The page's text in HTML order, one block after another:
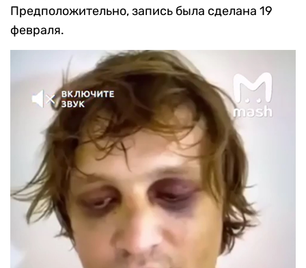
Предположительно, запись была сделана 19
февраля.